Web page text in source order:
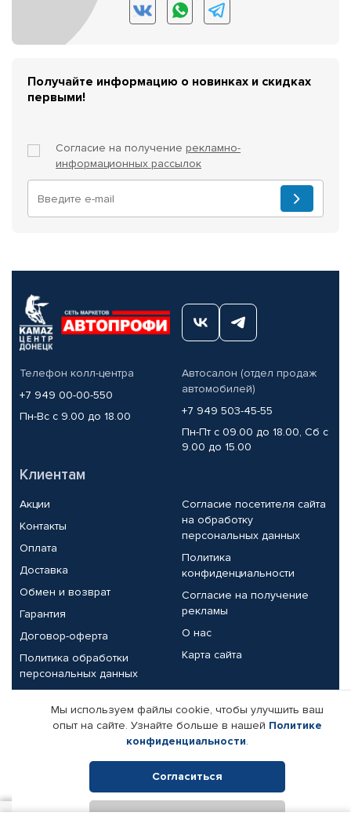
Получайте информацию о новинках и скидках
первыми!
Согласие на получение рекламно-
информационных рассылок
Телефон колл-центра
+7 949 00-00-550
Пн-Вс с 9.00 до 18.00
Автосалон (отдел продаж
автомобилей)
+7 949 503-45-55
Пн-Пт с 09.00 до 18.00, Сб с
9.00 до 15.00
Клиентам
Акции
Контакты
Оплата
Доставка
Обмен и возврат
Гарантия
Договор-оферта
Политика обработки
персональных данных
Согласие посетителя сайта
на обработку
персональных данных
Политика
конфиденциальности
Согласие на получение
рекламы
О нас
Карта сайта
Партнерам
Корпоративным клиентам
Поставщикам
Реквизиты компании
Мы используем файлы cookie, чтобы улучшить ваш
опыт на сайте. Узнайте больше в нашей Политике
конфиденциальности.
Согласиться